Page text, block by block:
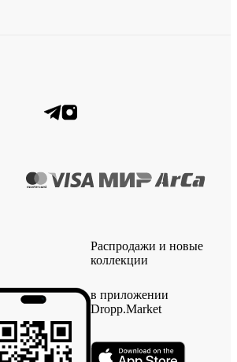
Распродажи и новые
коллекции
в приложении
Dropp.Market